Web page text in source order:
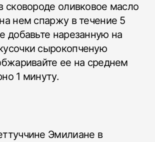
сковороде оливковое масло
нем спаржу в течение 5
добавьте нарезанную на
сырокопченую
ее на среднем
1 минуту.
Эмилиане в